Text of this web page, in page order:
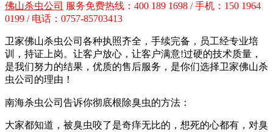
佛山杀虫公司 服务免费热线：400 189 1698 / 手机：150 1964
0199 / 电话：0757-85703413
卫家佛山杀虫公司各种执照齐全，手续完备，员工经专业培
训，持证上岗。让客户放心，让客户满意!过硬的技术质量，
是我们努力的结果，优质的售后服务，是你们选择卫家佛山杀
虫公司的理由！
南海杀虫公司告诉你彻底根除臭虫的方法：
大家都知道，被臭虫咬了是奇痒无比的，想死的心都有，对臭